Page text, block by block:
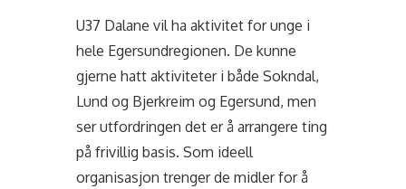
U37 Dalane vil ha aktivitet for unge i
hele Egersundregionen. De kunne
gjerne hatt aktiviteter i både Sokndal,
Lund og Bjerkreim og Egersund, men
ser utfordringen det er å arrangere ting
på frivillig basis. Som ideell
organisasjon trenger de midler for å